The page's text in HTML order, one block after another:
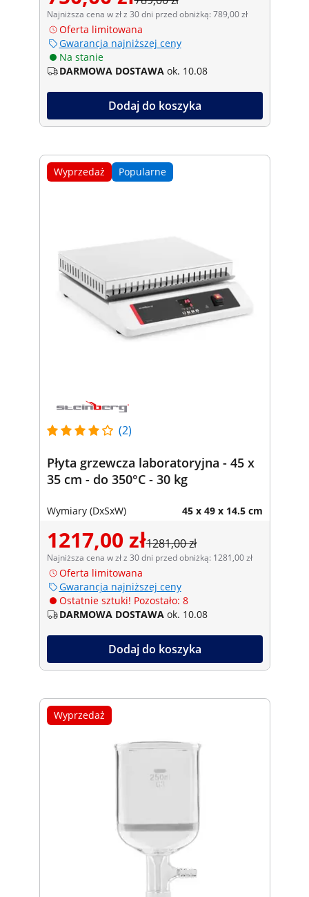
Najniższa cena w zł z 30 dni przed obniżką: 789,00 zł
Oferta limitowana
Gwarancja najniższej ceny
Na stanie
DARMOWA DOSTAWA ok. 10.08
Dodaj do koszyka
Wyprzedaż Popularne
(2)
Płyta grzewcza laboratoryjna - 45 x
35 cm - do 350°C - 30 kg
Wymiary (DxSxW) 45 x 49 x 14.5 cm
1217,00 zł1281,00 zł
Najniższa cena w zł z 30 dni przed obniżką: 1281,00 zł
Oferta limitowana
Gwarancja najniższej ceny
Ostatnie sztuki! Pozostało: 8
DARMOWA DOSTAWA ok. 10.08
Dodaj do koszyka
Wyprzedaż